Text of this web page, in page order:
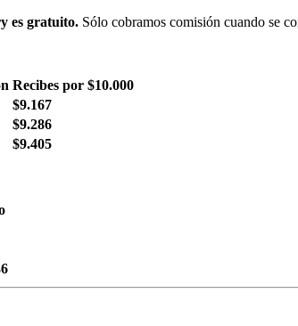
es gratuito. Sólo cobramos comisión cuando se
Recibes por $10.000
$9.167
$9.286
$9.405